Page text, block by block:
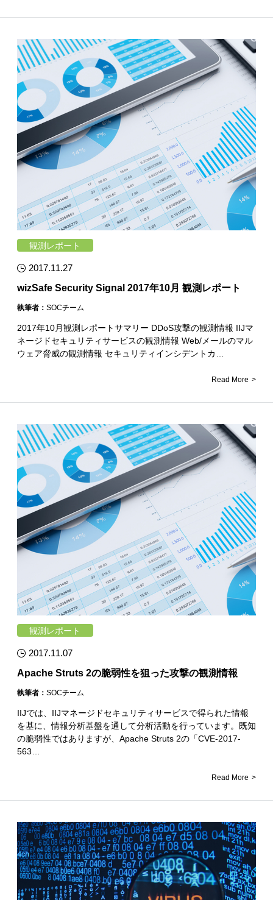
観測レポート
2017.11.27
wizSafe Security Signal 2017年10月 観測レポート
執筆者： SOCチーム
2017年10月観測レポートサマリー DDoS攻撃の観測情報 IIJマ
ネージドセキュリティサービスの観測情報 Web/メールのマル
ウェア脅威の観測情報 セキュリティインシデントカ…
Read More
観測レポート
2017.11.07
Apache Struts 2の脆弱性を狙った攻撃の観測情報
執筆者： SOCチーム
IIJでは、IIJマネージドセキュリティサービスで得られた情報
を基に、情報分析基盤を通して分析活動を行っています。既知
の脆弱性ではありますが、Apache Struts 2の「CVE-2017-
563…
Read More